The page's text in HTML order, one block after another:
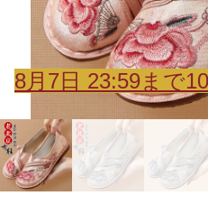
8月 7 日 23:59まで